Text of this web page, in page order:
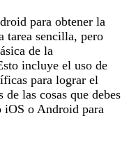
para obtener la
tarea sencilla, pero
de la
incluye el uso de
para lograr el
las cosas que debes
iOS o Android para